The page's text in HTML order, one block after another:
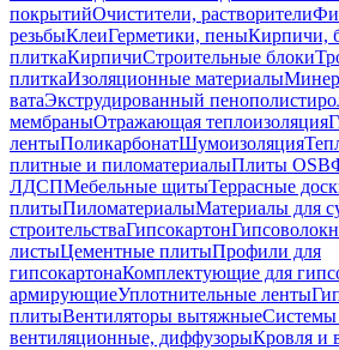
покрытийОчистители, растворители
резьбыКлеиГерметики, пеныКирпичи,
плиткаКирпичиСтроительные блоки
плиткаИзоляционные материалы
ватаЭкструдированный
мембраныОтражающая теплоизоляция
лентыПоликарбонатШумоизоляция
плитные и пиломатериалыПлиты OSB
ЛДСПМебельные щитыТеррасные
плитыПиломатериалыМатериалы для
строительстваГипсокартон
листыЦементные плитыПрофили для
гипсокартонаКомплектующие для
армирующиеУплотнительные ленты
плитыВентиляторы вытяжныеСистемы
вентиляционные, диффузорыКровля и